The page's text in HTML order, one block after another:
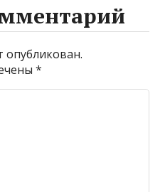
опубликован.
*